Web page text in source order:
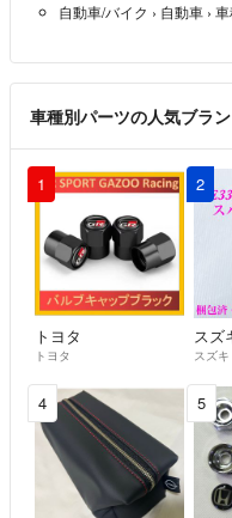
みっきー- 6年以上前
>ミッキーさん
28.29で引き取りいただける
出品者 はるさめ- 6年以上前
分かりました。
無理なお願いをしてしまい申
2万円引きで少し検討いたし
みっきー- 6年以上前
申し訳ありませんが急ぎで
引きは難しいです。
出品者 はるさめ- 6年以上前
また私事ですが土日しか引
自動車/バイク › 自動車 ›
車種別パーツの人気ブラ
1
トヨタ
トヨタ
2
スズ
スズキ
4 5